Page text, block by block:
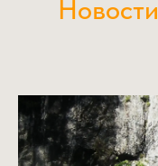
Новости